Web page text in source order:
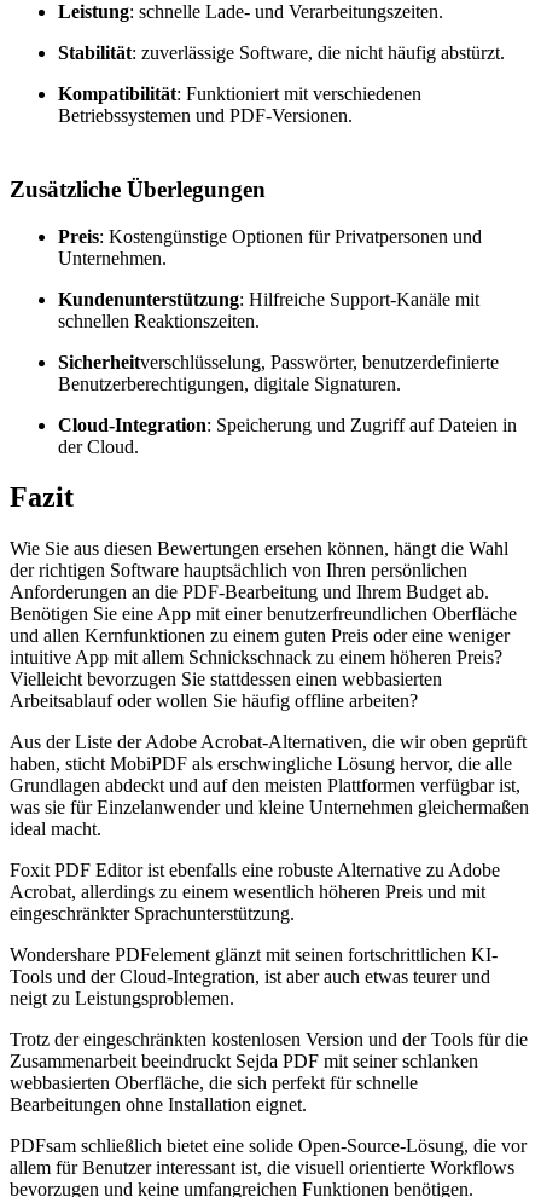
Leistung: schnelle Lade- und Verarbeitungszeiten.
Stabilität: zuverlässige Software, die nicht häufig abstürzt.
Kompatibilität: Funktioniert mit verschiedenen
Betriebssystemen und PDF-Versionen.
Zusätzliche Überlegungen
Preis: Kostengünstige Optionen für Privatpersonen und
Unternehmen.
Kundenunterstützung: Hilfreiche Support-Kanäle mit
schnellen Reaktionszeiten.
Sicherheitverschlüsselung, Passwörter, benutzerdefinierte
Benutzerberechtigungen, digitale Signaturen.
Cloud-Integration: Speicherung und Zugriff auf Dateien in
der Cloud.
Fazit
Wie Sie aus diesen Bewertungen ersehen können, hängt die Wahl
der richtigen Software hauptsächlich von Ihren persönlichen
Anforderungen an die PDF-Bearbeitung und Ihrem Budget ab.
Benötigen Sie eine App mit einer benutzerfreundlichen Oberfläche
und allen Kernfunktionen zu einem guten Preis oder eine weniger
intuitive App mit allem Schnickschnack zu einem höheren Preis?
Vielleicht bevorzugen Sie stattdessen einen webbasierten
Arbeitsablauf oder wollen Sie häufig offline arbeiten?
Aus der Liste der Adobe Acrobat-Alternativen, die wir oben geprüft
haben, sticht MobiPDF als erschwingliche Lösung hervor, die alle
Grundlagen abdeckt und auf den meisten Plattformen verfügbar ist,
was sie für Einzelanwender und kleine Unternehmen gleichermaßen
ideal macht.
Foxit PDF Editor ist ebenfalls eine robuste Alternative zu Adobe
Acrobat, allerdings zu einem wesentlich höheren Preis und mit
eingeschränkter Sprachunterstützung.
Wondershare PDFelement glänzt mit seinen fortschrittlichen KI-
Tools und der Cloud-Integration, ist aber auch etwas teurer und
neigt zu Leistungsproblemen.
Trotz der eingeschränkten kostenlosen Version und der Tools für die
Zusammenarbeit beeindruckt Sejda PDF mit seiner schlanken
webbasierten Oberfläche, die sich perfekt für schnelle
Bearbeitungen ohne Installation eignet.
PDFsam schließlich bietet eine solide Open-Source-Lösung, die vor
allem für Benutzer interessant ist, die visuell orientierte Workflows
bevorzugen und keine umfangreichen Funktionen benötigen.